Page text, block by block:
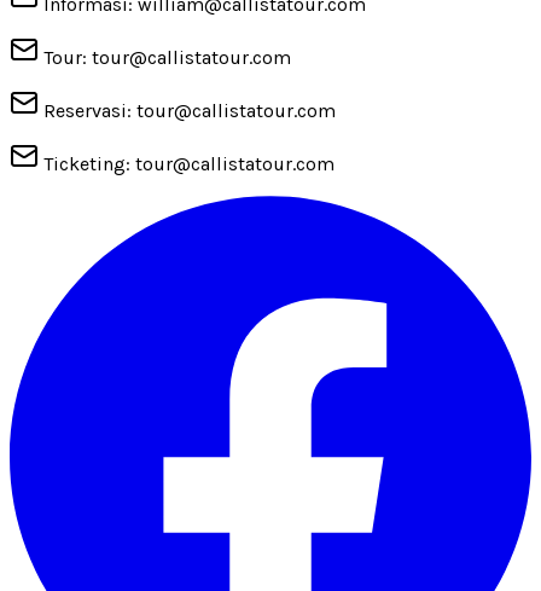
Informasi: william@callistatour.com
Tour: tour@callistatour.com
Reservasi: tour@callistatour.com
Ticketing: tour@callistatour.com